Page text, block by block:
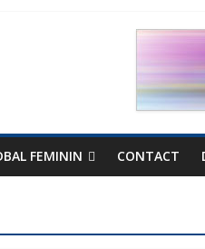
FEMININ CONTACT